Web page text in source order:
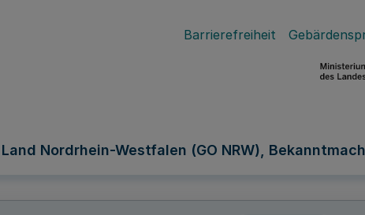
Barrierefreiheit
Nordrhein-Westfalen (GO NRW),